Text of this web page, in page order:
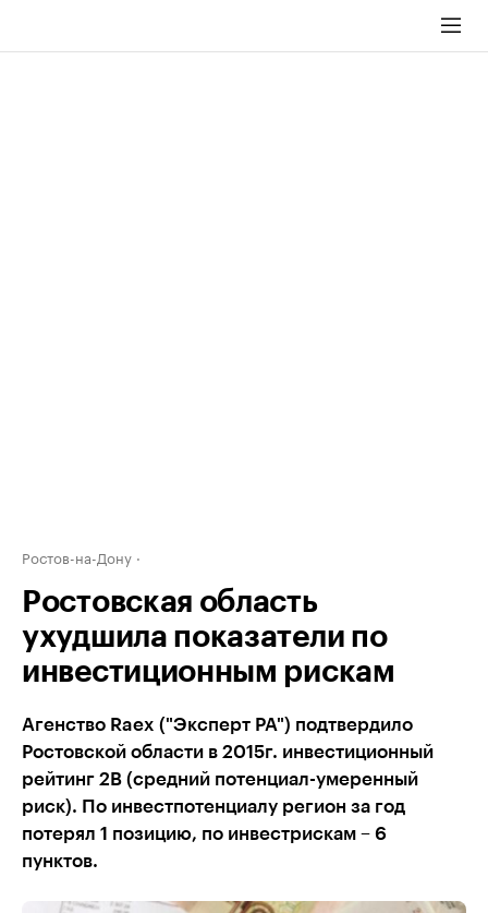
Ростов-на-Дону
Ростовская область
ухудшила показатели по
инвестиционным рискам
Агенство Raex ("Эксперт РА") подтвердило
Ростовской области в 2015г. инвестиционный
рейтинг 2В (средний потенциал-умеренный
риск). По инвестпотенциалу регион за год
потерял 1 позицию, по инвестрискам – 6
пунктов.